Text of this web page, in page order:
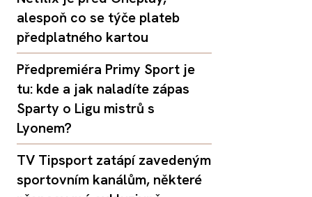
alespoň co se týče plateb
předplatného kartou
Předpremiéra Primy Sport je
tu: kde a jak naladíte zápas
Sparty o Ligu mistrů s
Lyonem?
TV Tipsport zatápí zavedeným
sportovním kanálům, některé